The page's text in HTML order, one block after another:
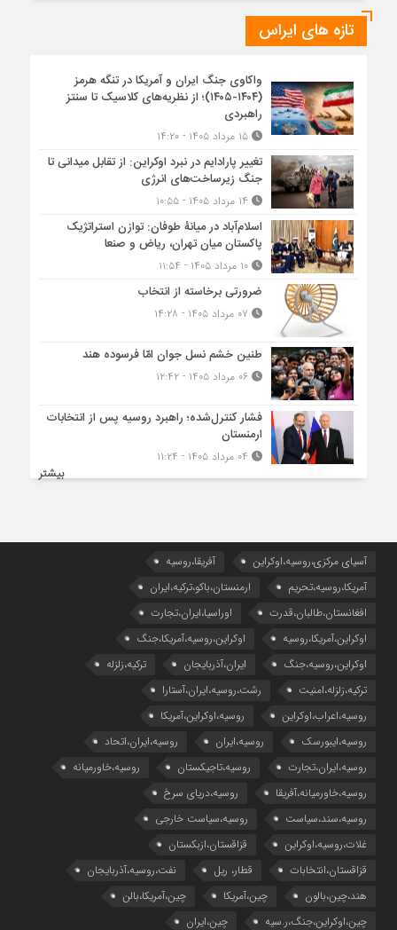
تازه های ایراس
واکاوی جنگ ایران و آمریکا در تنگه هرمز
(۱۴۰۴-۱۴۰۵)؛ از نظریه‌های کلاسیک تا سنتز
راهبردی
۱۵ مرداد ۱۴۰۵ - ۱۴:۲۰
تغییر پارادایم در نبرد اوکراین: از تقابل میدانی تا
جنگ زیرساخت‌های انرژی
اسلام‌آباد در میانۀ طوفان: توازن استراتژیک
پاکستان میان تهران، ریاض و صنعا
۱۰ مرداد ۱۴۰۵ - ۱۱:۵۴
ضرورتی برخاسته از انتخاب
طنین خشم نسل جوان امّا فرسوده هند
۰۶ مرداد ۱۴۰۵ - ۱۲:۴۲
فشار کنترل‌شده؛ راهبرد روسیه پس از انتخابات
ارمنستان
بیشتر
آسیای مرکزی،روسیه،اوکراین
آفریقا،روسیه
آمریکا،روسیه،تحریم
ارمنستان،باکو،ترکیه،ایران
افغانستان،طالبان،قدرت
اوراسیا،ایران،تجارت
اوکراین،آمریکا،روسیه
اوکراین،روسیه،آمریکا،جنگ
اوکراین،روسیه،جنگ
ایران،آذربایجان
ترکیه،زلزله
ترکیه،زلزله،امنیت
رشت،روسیه،ایران،آستارا
روسیه،اعراب،اوکراین
روسیه،اوکراین،آمریکا
روسیه،ایبورسک
روسیه،ایران
روسیه،ایران،اتحاد
روسیه،ایران،تجارت
روسیه،تاجیکستان
روسیه،خاورمیانه
روسیه،خاورمیانه،آفریقا
روسیه،دریای سرخ
روسیه،سند،سیاست
روسیه،سیاست خارجی
غلات،روسیه،اوکراین
قزاقستان،ازبکستان
قزاقستان،انتخابات
قطار، ریل
نفت،روسیه،آذربایجان
هند،چین،بالون
چین،آمریکا
چین،آمریکا،بالن
چین،اوکراین،جنگ،ر.سیه
چین،ایران